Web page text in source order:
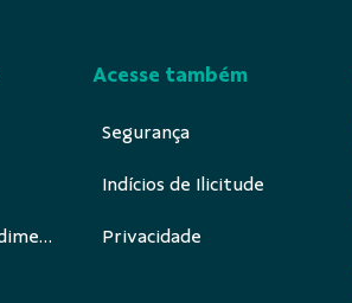
Canais de Atendimento
Acesse também
Segurança
Indícios de Ilicitude
Privacidade